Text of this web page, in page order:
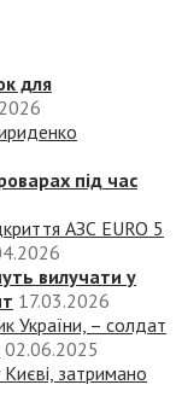
для
під час
АЗС EURO 5
вилучати у
17.03.2026
України, – солдат
02.06.2025
Києві, затримано